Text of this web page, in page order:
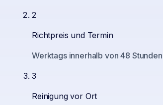
2
Richtpreis und Termin
Werktags innerhalb von 48
3
Reinigung vor Ort